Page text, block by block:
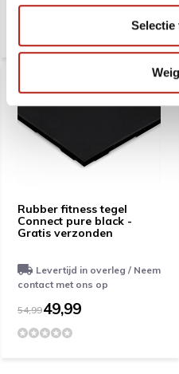
Selectie
25,9932,99
Rubber fitness tegel
Connect pure black -
Gratis verzonden
Levertijd in overleg / Neem
contact met ons op
54,9949,99